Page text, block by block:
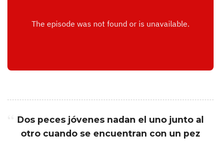
í
uDos peces jóvenes nadan el uno junto al
otro cuando se encuentran con un pez